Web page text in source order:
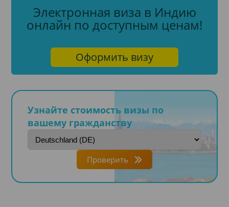
Электронная виза в Индию
онлайн по доступным ценам!
Оформить визу
Узнайте стоимость визы по
вашему гражданству
Проверить